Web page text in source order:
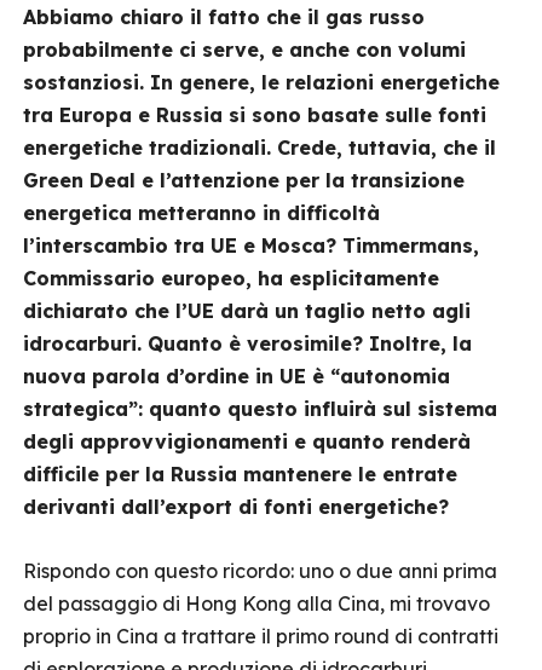
Abbiamo chiaro il fatto che il gas russo
probabilmente ci serve, e anche con volumi
sostanziosi. In genere, le relazioni energetiche
tra Europa e Russia si sono basate sulle fonti
energetiche tradizionali. Crede, tuttavia, che il
Green Deal e l’attenzione per la transizione
energetica metteranno in difficoltà
l’interscambio tra UE e Mosca? Timmermans,
Commissario europeo, ha esplicitamente
dichiarato che l’UE darà un taglio netto agli
idrocarburi. Quanto è verosimile? Inoltre, la
nuova parola d’ordine in UE è “autonomia
strategica”: quanto questo influirà sul sistema
degli approvvigionamenti e quanto renderà
difficile per la Russia mantenere le entrate
derivanti dall’export di fonti energetiche?
Rispondo con questo ricordo: uno o due anni prima
del passaggio di Hong Kong alla Cina, mi trovavo
proprio in Cina a trattare il primo round di contratti